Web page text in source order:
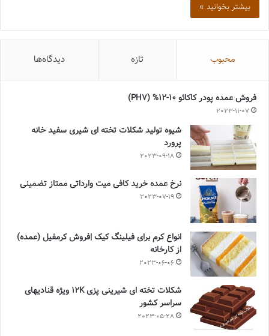
بیشتر بخوانید »
محبوب تازه دیدگاه‌ها
فروش عمده پودر کاکائو 10-12% (PH7)
2023-11-07
شیوه تولید شکلات تخته ای شیری سفید خانه
پرورد
2023-09-18
نرخ عمده خرید کافی میت وارداتی ممتاز تضمینی
2023-07-19
انواع کرم برای فیلینگ کیک |فروش کرمفیل (عمده)
از کارخانه
2023-06-06
شکلات تخته ای شیرینی پزی 12K ویژه قنادیهای
سراسر کشور
2023-05-28